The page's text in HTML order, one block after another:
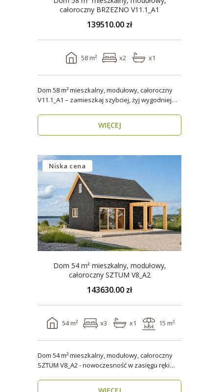
całoroczny BRZEZNO V11.1_A1
139510.00 zł
58 m² x2 x1
Dom 58 m² mieszkalny, modułowy, całoroczny
V11.1_A1 – zamieszkaj szybciej, żyj wygodniej
WIĘCEJ
Niska cena
Dom 54 m² mieszkalny, modułowy,
całoroczny SZTUM V8_A2
143630.00 zł
54 m² x3 x1 15 m²
Dom 54 m² mieszkalny, modułowy, całoroczny
SZTUM V8_A2 - nowoczesność w zasięgu ręki